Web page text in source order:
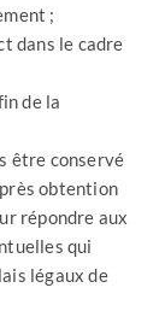
;
dans le cadre
de la
être conservé
obtention
répondre aux
qui
légaux de